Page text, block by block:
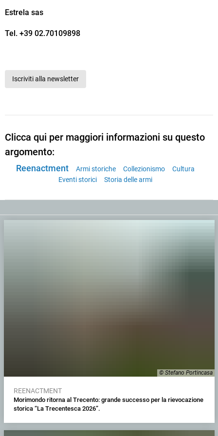
Estrela sas
Tel. +39 02.70109898
Iscriviti alla newsletter
Clicca qui per maggiori informazioni su questo
argomento:
Reenactment Armi storiche Collezionismo
Cultura
Eventi storici
Storia delle armi
© Stefano Portincasa
REENACTMENT
Morimondo ritorna al Trecento: grande successo per la rievocazione
storica “La Trecentesca 2026”.